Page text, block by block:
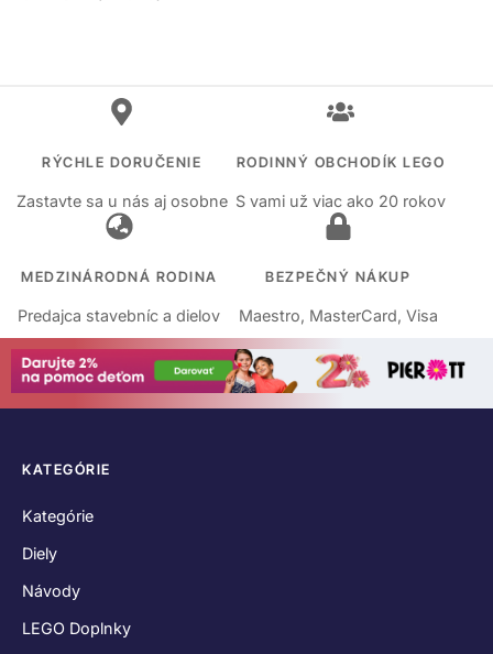
RÝCHLE DORUČENIE
Zastavte sa u nás aj osobne
RODINNÝ OBCHODÍK LEGO
S vami už viac ako 20 rokov
MEDZINÁRODNÁ RODINA
Predajca stavebníc a dielov
BEZPEČNÝ NÁKUP
Maestro, MasterCard, Visa
KATEGÓRIE
Kategórie
Diely
Návody
LEGO Doplnky